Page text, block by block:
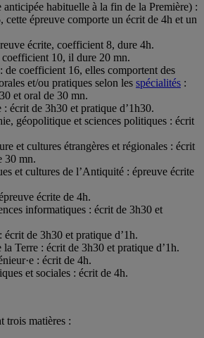
anticipée habituelle à la fin de la Première) :
cette épreuve comporte un écrit de 4h et un
écrite, coefficient 8, dure 4h.
10, il dure 20 mn.
de coefficient 16, elles comportent des
et/ou pratiques selon les spécialités :
et oral de 30 mn.
écrit de 3h30 et pratique d’1h30.
géopolitique et sciences politiques : écrit
et cultures étrangères et régionales : écrit
30 mn.
et cultures de l’Antiquité : épreuve écrite
écrite de 4h.
informatiques : écrit de 3h30 et
de 3h30 et pratique d’1h.
la Terre : écrit de 3h30 et pratique d’1h.
: écrit de 4h.
et sociales : écrit de 4h.
trois matières :